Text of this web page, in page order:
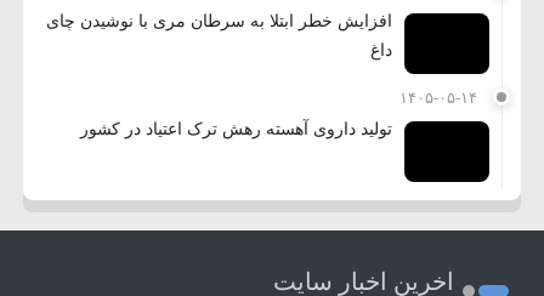
افزایش خطر ابتلا به سرطان مری با نوشیدن چای
داغ
۱۴۰۵-۰۵-۱۴
تولید داروی آهسته رهش ترک اعتیاد در کشور
اخرین اخبار سایت